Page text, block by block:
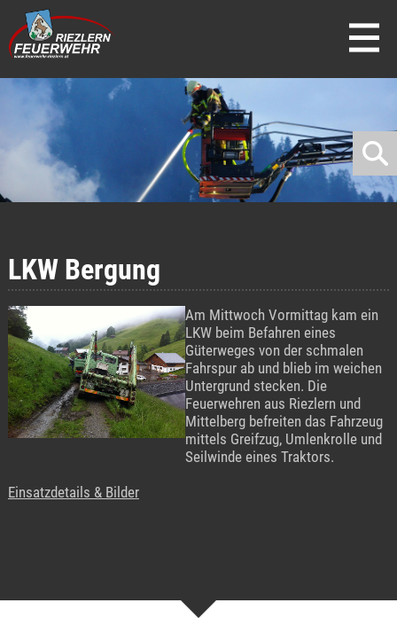
direkt zur Navigation
direkt zum Inhalt
LKW Bergung
Am Mittwoch Vormittag kam ein
LKW beim Befahren eines
Güterweges von der schmalen
Fahrspur ab und blieb im weichen
Untergrund stecken. Die
Feuerwehren aus Riezlern und
Mittelberg befreiten das Fahrzeug
mittels Greifzug, Umlenkrolle und
Seilwinde eines Traktors.
Einsatzdetails & Bilder